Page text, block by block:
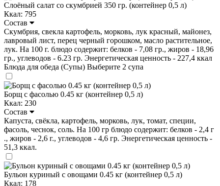
Слоёный салат со скумбрией 350 гр. (контейнер 0,5 л)
Ккал: 795
Состав
Скумбрия, свекла картофель, морковь, лук красный, майонез,
лавровый лист, перец черный горошком, масло растительное,
лук. На 100 г. блюдо содержит: белков - 7,08 гр., жиров - 18,96
гр., углеводов - 6.23 гр. Энергетическая ценность - 227,4 ккал
Блюда для обеда (Супы) Выберите 2 супа
Борщ с фасолью 0.45 кг (контейнер 0,5 л)
Ккал: 230
Состав
Капуста, свёкла, картофель, морковь, лук, томат, специи,
фасоль, чеснок, соль. На 100 гр блюдо содержит: белков - 2,4 г
., жиров - 2,6 г., углеводов - 4,6 гр. Энергетическая ценность -
51,3 ккал.
Бульон куриный с овощами 0.45 кг (контейнер 0,5 л)
Ккал: 178